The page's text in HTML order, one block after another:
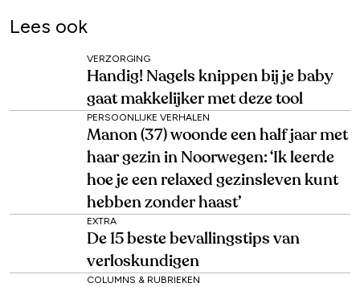
Lees ook
VERZORGING
Handig! Nagels knippen bij je baby
gaat makkelijker met deze tool
PERSOONLIJKE VERHALEN
Manon (37) woonde een half jaar met
haar gezin in Noorwegen: ‘Ik leerde
hoe je een relaxed gezinsleven kunt
hebben zonder haast’
EXTRA
De 15 beste bevallingstips van
verloskundigen
COLUMNS & RUBRIEKEN